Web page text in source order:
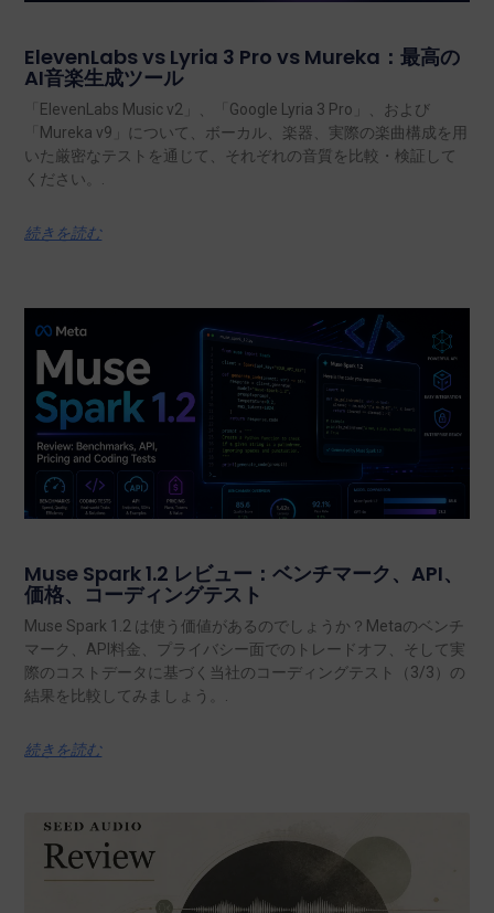
ElevenLabs vs Lyria 3 Pro vs Mureka：最高の
AI音楽生成ツール
「ElevenLabs Music v2」、「Google Lyria 3 Pro」、および
「Mureka v9」について、ボーカル、楽器、実際の楽曲構成を用
いた厳密なテストを通じて、それぞれの音質を比較・検証して
ください。.
続きを読む
Muse Spark 1.2 レビュー：ベンチマーク、API、
価格、コーディングテスト
Muse Spark 1.2 は使う価値があるのでしょうか？Metaのベンチ
マーク、API料金、プライバシー面でのトレードオフ、そして実
際のコストデータに基づく当社のコーディングテスト（3/3）の
結果を比較してみましょう。.
続きを読む